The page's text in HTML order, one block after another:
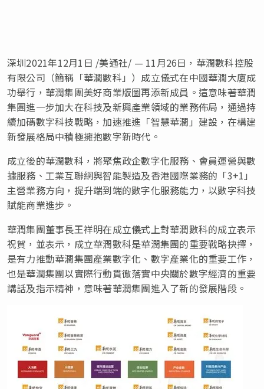
深圳2021年12月1日 /美通社/ — 11月26日，華潤數科控股
有限公司（簡稱「華潤數科」）成立儀式在中國華潤大廈成
功舉行，華潤集團美好商業版圖再添新成員。這意味著華潤
集團進一步加大在科技及新興產業領域的業務佈局，通過持
續加碼數字科技戰略，加速推進「智慧華潤」建設，在構建
新發展格局中積極擁抱數字新時代。
成立後的華潤數科，將聚焦政企數字化服務、會員運營與數
據服務、工業互聯網與智能製造及香港國際業務的「3+1」
主營業務方向，提升端到端的數字化服務能力，以數字科技
賦能商業進步。
華潤集團董事長王祥明在成立儀式上對華潤數科的成立表示
祝賀，並表示，成立華潤數科是華潤集團的重要戰略抉擇，
是有力推動華潤集團產業數字化、數字產業化的重要工作，
也是華潤集團以實際行動貫徹落實中央關於數字經濟的重要
講話及指示精神， 意味著華潤集團進入了新的發展階段。